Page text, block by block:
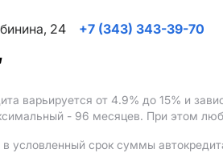
24
+7 (343) 343-39-70
варьируется от 4.9% до 15% и
- 96 месяцев. При этом
условленный срок суммы